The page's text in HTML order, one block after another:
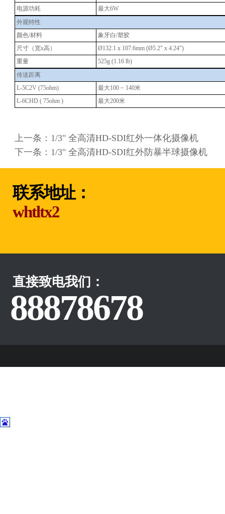
电源功耗
最大6W
外观特性
颜色/材料
象牙白/塑胶
尺寸（宽x高）
Ø132.1 x 107.6mm (Ø5.2" x 4.24")
重量
525g (1.16 lb)
传送距离
L-5C2V (75ohm)
最大100 ~ 140米
L-6CHD ( 75ohm )
最大200米
上一条： 1/3" 全高清HD-SDI红外一体化摄像机
下一条： 1/3" 全高清HD-SDI红外防暴半球摄像机
联系地址：
whtltx2
直接致电我们：
88878678